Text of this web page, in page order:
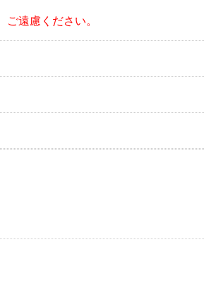
遠慮ください。